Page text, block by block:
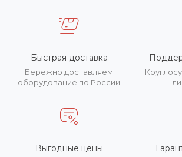
Быстрая доставка
Бережно доставляем
оборудование по России
Выгодные цены